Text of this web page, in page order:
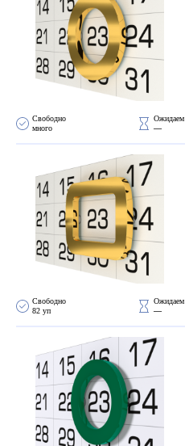
Свободно
много
Ожидаем
—
Свободно
82 уп
Ожидаем
—